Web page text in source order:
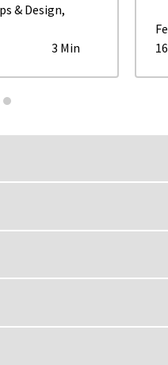
& Design,
3 Min